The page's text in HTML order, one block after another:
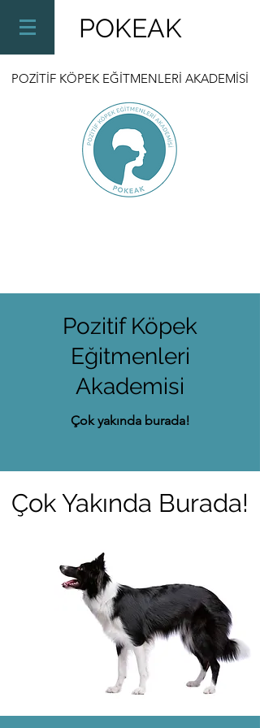
POKEAK
POZİTİF KÖPEK EĞİTMENLERİ AKADEMİSİ
Pozitif Köpek
Eğitmenleri
Akademisi
Çok yakında burada!
Çok Yakında Burada!